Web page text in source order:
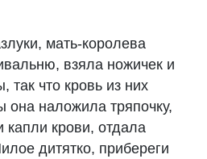
мать-королева
взяла ножичек и
так что кровь из них
она наложила тряпочку,
капли крови, отдала
дитятко, прибереги